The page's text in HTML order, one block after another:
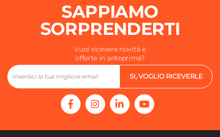
SAPPIAMO
SORPRENDERTI
Vuoi ricevere novità e
offerte in anteprima?
SI, VOGLIO RICEVERLE